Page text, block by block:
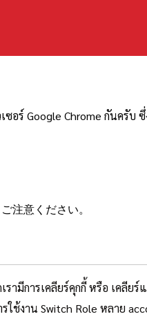
Google Chrome กันครับ
注意ください。
การเคลียร์คุกกี้ หรือ เคลีย
ช้งาน Switch Role หลาย